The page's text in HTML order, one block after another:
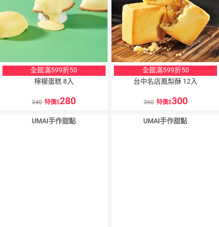
全館滿599折50
檸檬蛋糕 8入
340 特價 280
全館滿599折50
台中名店鳳梨酥 12入
360 特價 300
UMAI手作甜點 UMAI手作甜點